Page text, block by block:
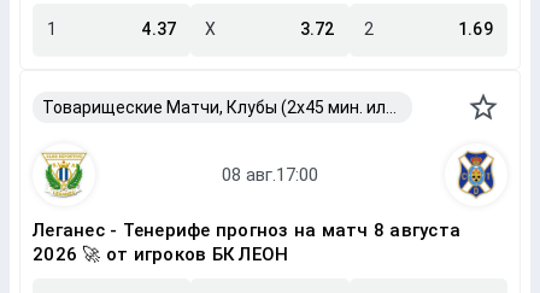
1 4.37 X 3.72 2 1.69
Леганес - Тенерифе прогноз на матч 8 августа
2026 🚀 от игроков БК ЛЕОН